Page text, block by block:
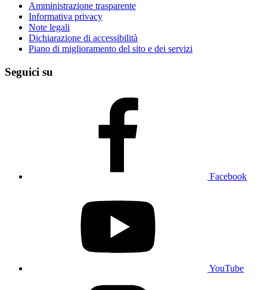
Amministrazione trasparente
Informativa privacy
Note legali
Dichiarazione di accessibilità
Piano di miglioramento del sito e dei servizi
Seguici su
Facebook
YouTube